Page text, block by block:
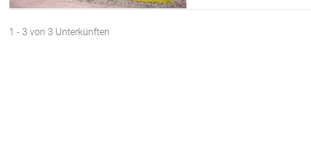
1 - 3 von 3 Unterkünften